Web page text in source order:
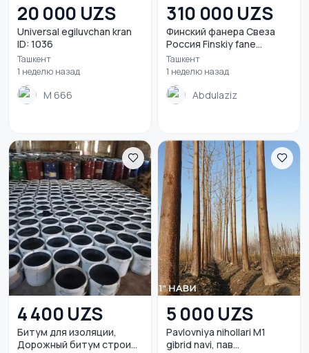
20 000 UZS
Universal egiluvchan kran
ID: 1036
Ташкент
1 неделю назад
M 666
310 000 UZS
Финский фанера Свеза
Россия Finskiy fane...
Ташкент
1 неделю назад
Abdulaziz
4 400 UZS
Битум для изоляции,
Дорожный битум строи...
5 000 UZS
Pavlovniya nihollari M1
gibrid navi, пав...